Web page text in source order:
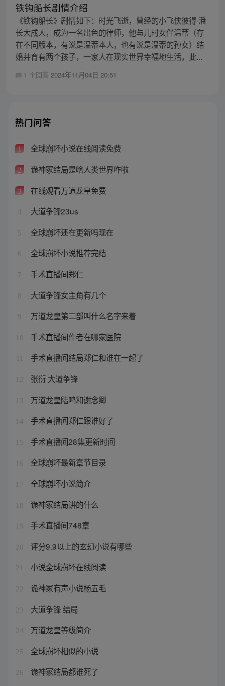
铁钩船长剧情介绍
《铁钩船长》剧情如下：时光飞逝，曾经的小飞侠彼得·潘
长大成人，成为一名出色的律师，他与儿时女伴温蒂（存
在不同版本，有说是温蒂本人，也有说是温蒂的孙女）结
婚并育有两个孩子，一家人在现实世界幸福地生活，此...
1 个回答 2024年11月04日 20:51
热门问答
1 全球崩坏小说在线阅读免费
2 诡神冢结局是啥人类世界咋啦
3 在线观看万道龙皇免费
4 大道争锋23us
5 全球崩坏还在更新吗现在
6 全球崩坏小说推荐完结
7 手术直播间郑仁
8 大道争锋女主角有几个
9 万道龙皇第二部叫什么名字来着
10 手术直播间作者在哪家医院
手术直播间结局郑仁和谁在一起了
12 张衍 大道争锋
13 万道龙皇陆鸣和谢念卿
14 手术直播间郑仁跟谁好了
15 手术直播间28集更新时间
16 全球崩坏最新章节目录
17 全球崩坏小说简介
18 诡神冢结局讲的什么
19 手术直播间748章
20 评分9.9以上的玄幻小说有哪些
21 小说全球崩坏在线阅读
22 诡神冢有声小说杨五毛
23 大道争锋 结局
24 万道龙皇等级简介
25 全球崩坏相似的小说
26 诡神冢结局都谁死了